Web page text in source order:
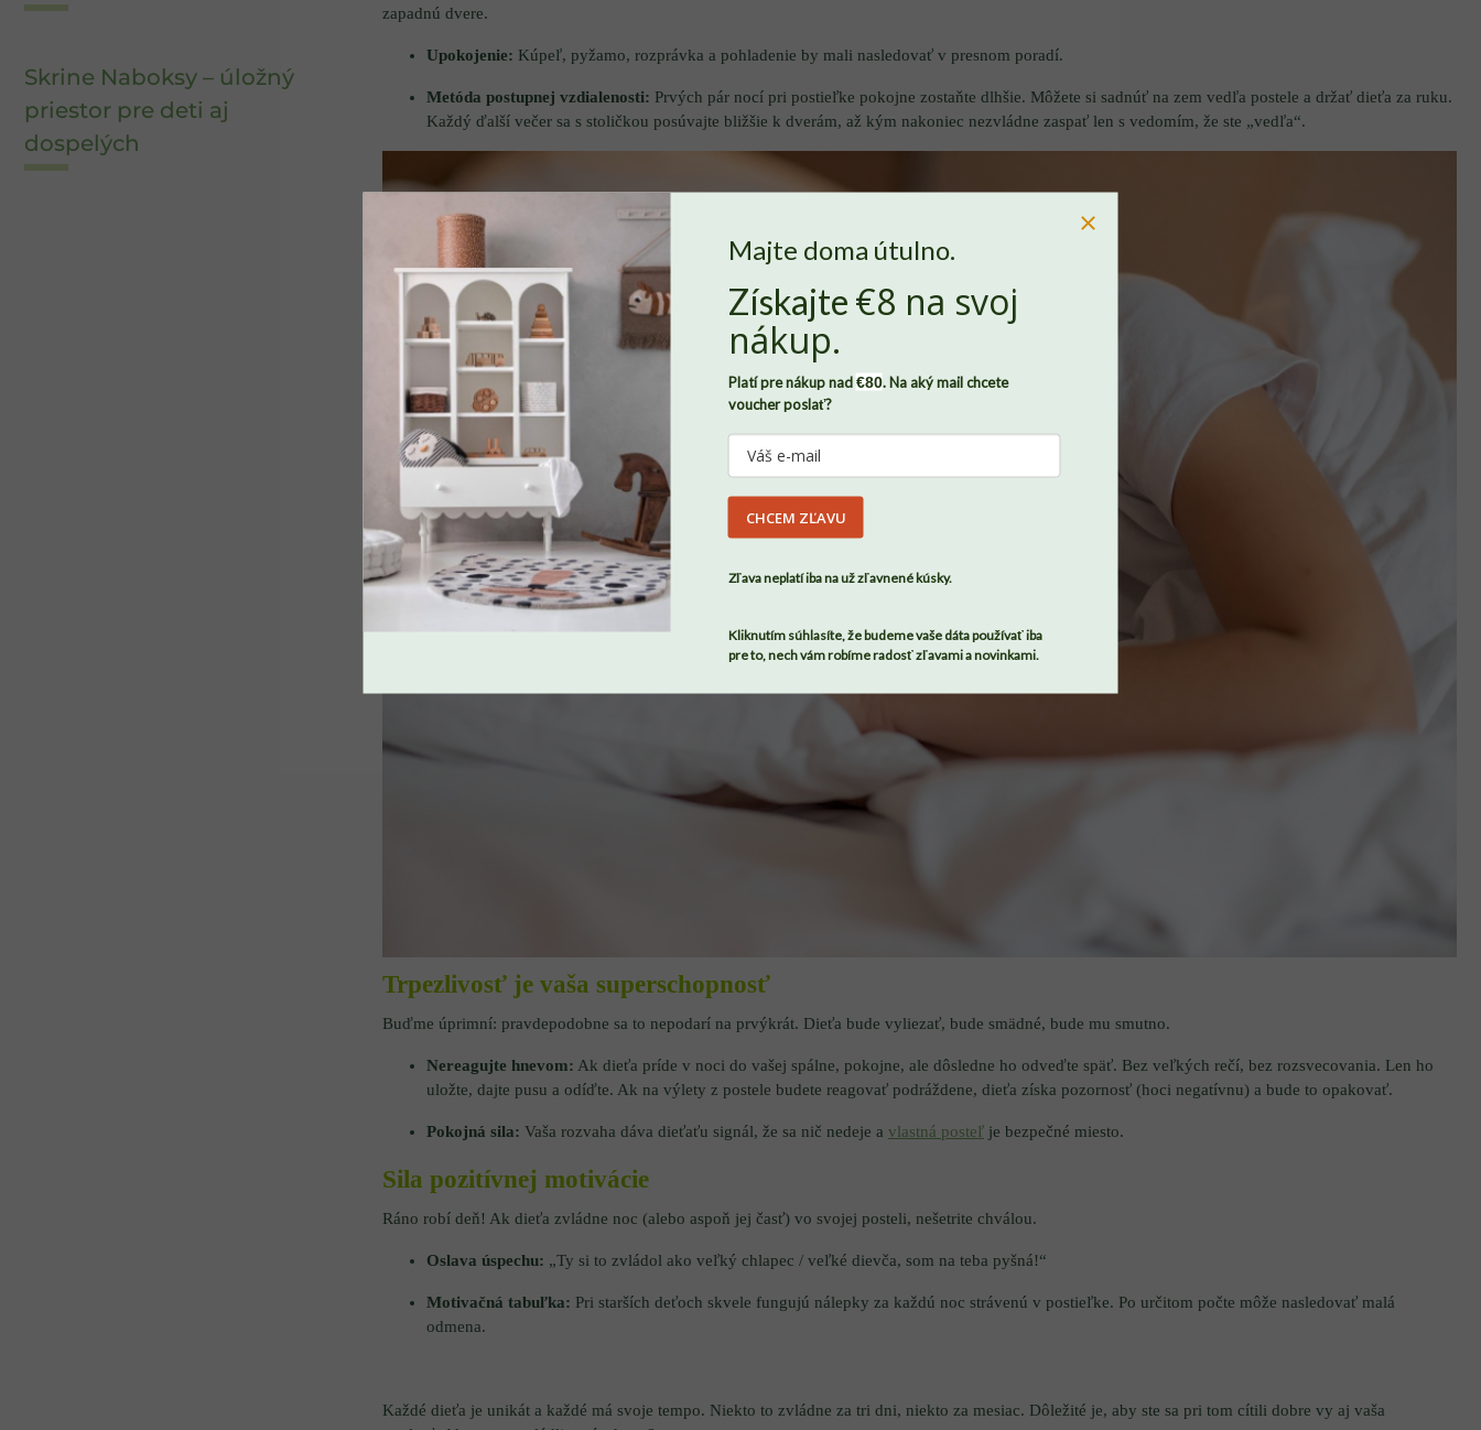
Nech sa v Benlemi cítite ako doma , potrebujeme od vás súhlas so
súbormicookies
. Len vďaka nim môžeme zaznamenávať, ako sa
vám u nás páči a dokážeme domov Benlemi neustále zveľaďovať.
Všetky údaje budú pod našou strechu v úplnom bezpečí. Svoj
súhlas môžete zároveň kedykoľvek odvolať, stačí nám napísať.
Viac o tom, ako chránime vaše osobné údaje, nájdete
Skrine Naboksy – úložný
priestor pre deti aj
dospelých
zapadnú dvere.
Upokojenie: Kúpeľ, pyžamo, rozprávka a pohladenie by mali nasledovať v presnom poradí.
Metóda postupnej vzdialenosti: Prvých pár nocí pri postieľke pokojne zostaňte dlhšie. Môžete si sadnúť na zem vedľa postele a držať dieťa za ruku.
Každý ďalší večer sa s stoličkou posúvajte bližšie k dverám, až kým nakoniec nezvládne zaspať len s vedomím, že ste „vedľa“.
Trpezlivosť je vaša superschopnosť
Buďme úprimní: pravdepodobne sa to nepodarí na prvýkrát. Dieťa bude vyliezať, bude smädné, bude mu smutno.
Nereagujte hnevom: Ak dieťa príde v noci do vašej spálne, pokojne, ale dôsledne ho odveďte späť. Bez veľkých rečí, bez rozsvecovania. Len ho
uložte, dajte pusu a odíďte. Ak na výlety z postele budete reagovať podráždene, dieťa získa pozornosť (hoci negatívnu) a bude to opakovať.
Pokojná sila: Vaša rozvaha dáva dieťaťu signál, že sa nič nedeje a vlastná posteľ je bezpečné miesto.
Sila pozitívnej motivácie
Ráno robí deň! Ak dieťa zvládne noc (alebo aspoň jej časť) vo svojej posteli, nešetrite chválou.
Oslava úspechu: „Ty si to zvládol ako veľký chlapec / veľké dievča, som na teba pyšná!“
Motivačná tabuľka: Pri starších deťoch skvele fungujú nálepky za každú noc strávenú v postieľke. Po určitom počte môže nasledovať malá
odmena.
Každé dieťa je unikát a každé má svoje tempo. Niekto to zvládne za tri dni, niekto za mesiac. Dôležité je, aby ste sa pri tom cítili dobre vy aj vaša
Majte doma útulno.
Získajte €8 na svoj
nákup.
Platí pre nákup nad€80. Na aký mail chcete
voucher poslať?
CHCEM ZĽAVU
Zľava neplatí iba na už zľavnené kúsky.
Kliknutím súhlasíte, že budeme vaše dáta používať iba
pre to, nech vám robíme radosť zľavami a novinkami.